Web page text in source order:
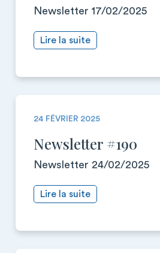
Newsletter 17/02/2025
Lire la suite
24 FÉVRIER 2025
Newsletter #190
Newsletter 24/02/2025
Lire la suite